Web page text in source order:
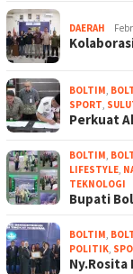
DAERAH
BOLTIM,
SPORT,
Perkuat
BOLTIM,
LIFESTYLE,
TEKNOLOGI
Bupati
BOLTIM,
POLITIK,